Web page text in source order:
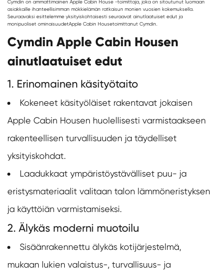
Cymdin on ammattimainen Apple Cabin House -toimittaja, joka on sitoutunut luomaan
asiakkaille ihanteellisimman mökkielämän ratkaisun monien vuosien kokemuksella.
Seuraavaksi esittelemme yksityiskohtaisesti seuraavat ainutlaatuiset edut ja
monipuoliset ominaisuudetApple Cabin Housetoimittanut Cymdin.
Cymdin Apple Cabin Housen
ainutlaatuiset edut
1. Erinomainen käsityötaito
Kokeneet käsityöläiset rakentavat jokaisen
Apple Cabin Housen huolellisesti varmistaakseen
rakenteellisen turvallisuuden ja täydelliset
yksityiskohdat.
Laadukkaat ympäristöystävälliset puu- ja
eristysmateriaalit valitaan talon lämmöneristyksen
ja käyttöiän varmistamiseksi.
2. Älykäs moderni muotoilu
Sisäänrakennettu älykäs kotijärjestelmä,
mukaan lukien valaistus-, turvallisuus- ja